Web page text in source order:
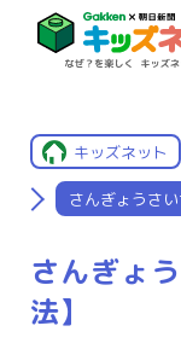
キッズネット
さんぎょうさ
さんぎょ
法】